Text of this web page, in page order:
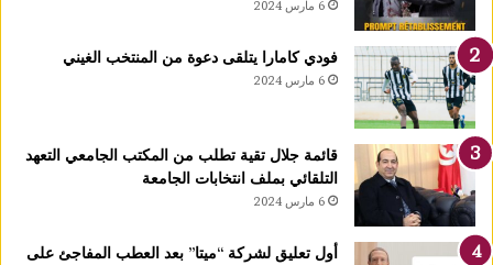
6 مارس 2024
فودي كامارا يتلقى دعوة من المنتخب الغيني
6 مارس 2024
قائمة جلال تقية تطلب من المكتب الجامعي التعهد
التلقائي بملف انتخابات الجامعة
6 مارس 2024
أول تعليق لشركة “ميتا” بعد العطب المفاجئ على